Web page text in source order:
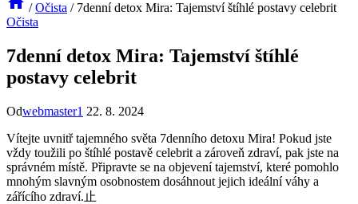
/ Očista / 7denní detox Mira: Tajemství štíhlé postavy celebrit
Očista
7denní detox Mira: Tajemství štíhlé
postavy celebrit
Odwebmaster1 22. 8. 2024
Vítejte uvnitř tajemného světa 7denního detoxu Mira! Pokud jste
vždy toužili po štíhlé postavě celebrit a zároveň zdraví, pak jste na
správném místě. Připravte se na objevení tajemství, které pomohlo
mnohým slavným osobnostem dosáhnout jejich ideální váhy a
zářícího zdraví.️止